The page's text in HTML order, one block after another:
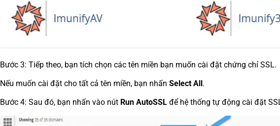
Bước 3: Tiếp theo, bạn tích chọn các tên miền bạn muốn cài đặt chứng chỉ SSL.
Nếu muốn cài đặt cho tất cả tên miền, bạn nhấn Select All.
Bước 4: Sau đó, bạn nhấn vào nút Run AutoSSLđể hệ thống tự động cài đặt